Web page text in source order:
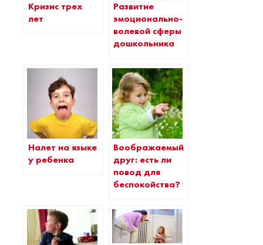
Кризис трех
лет
Развитие
эмоционально-
волевой сферы
дошкольника
Налет на языке
у ребенка
Воображаемый
друг: есть ли
повод для
беспокойства?